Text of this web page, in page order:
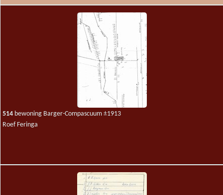
514 bewoning Barger-Compascuum ±1913
Roef Feringa